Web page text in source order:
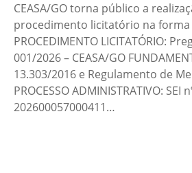
CEASA/GO torna público a
procedimento licitatório na forma
PROCEDIMENTO LICITATÓRIO:
001/2026 – CEASA/GO
13.303/2016 e Regulamento de
PROCESSO ADMINISTRATIVO: SEI
202600057000411…